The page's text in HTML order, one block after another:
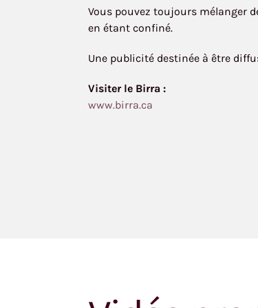
Vous pouvez toujours mélanger
en étant confiné.
Une publicité destinée à être
Visiter le Birra :
www.birra.ca